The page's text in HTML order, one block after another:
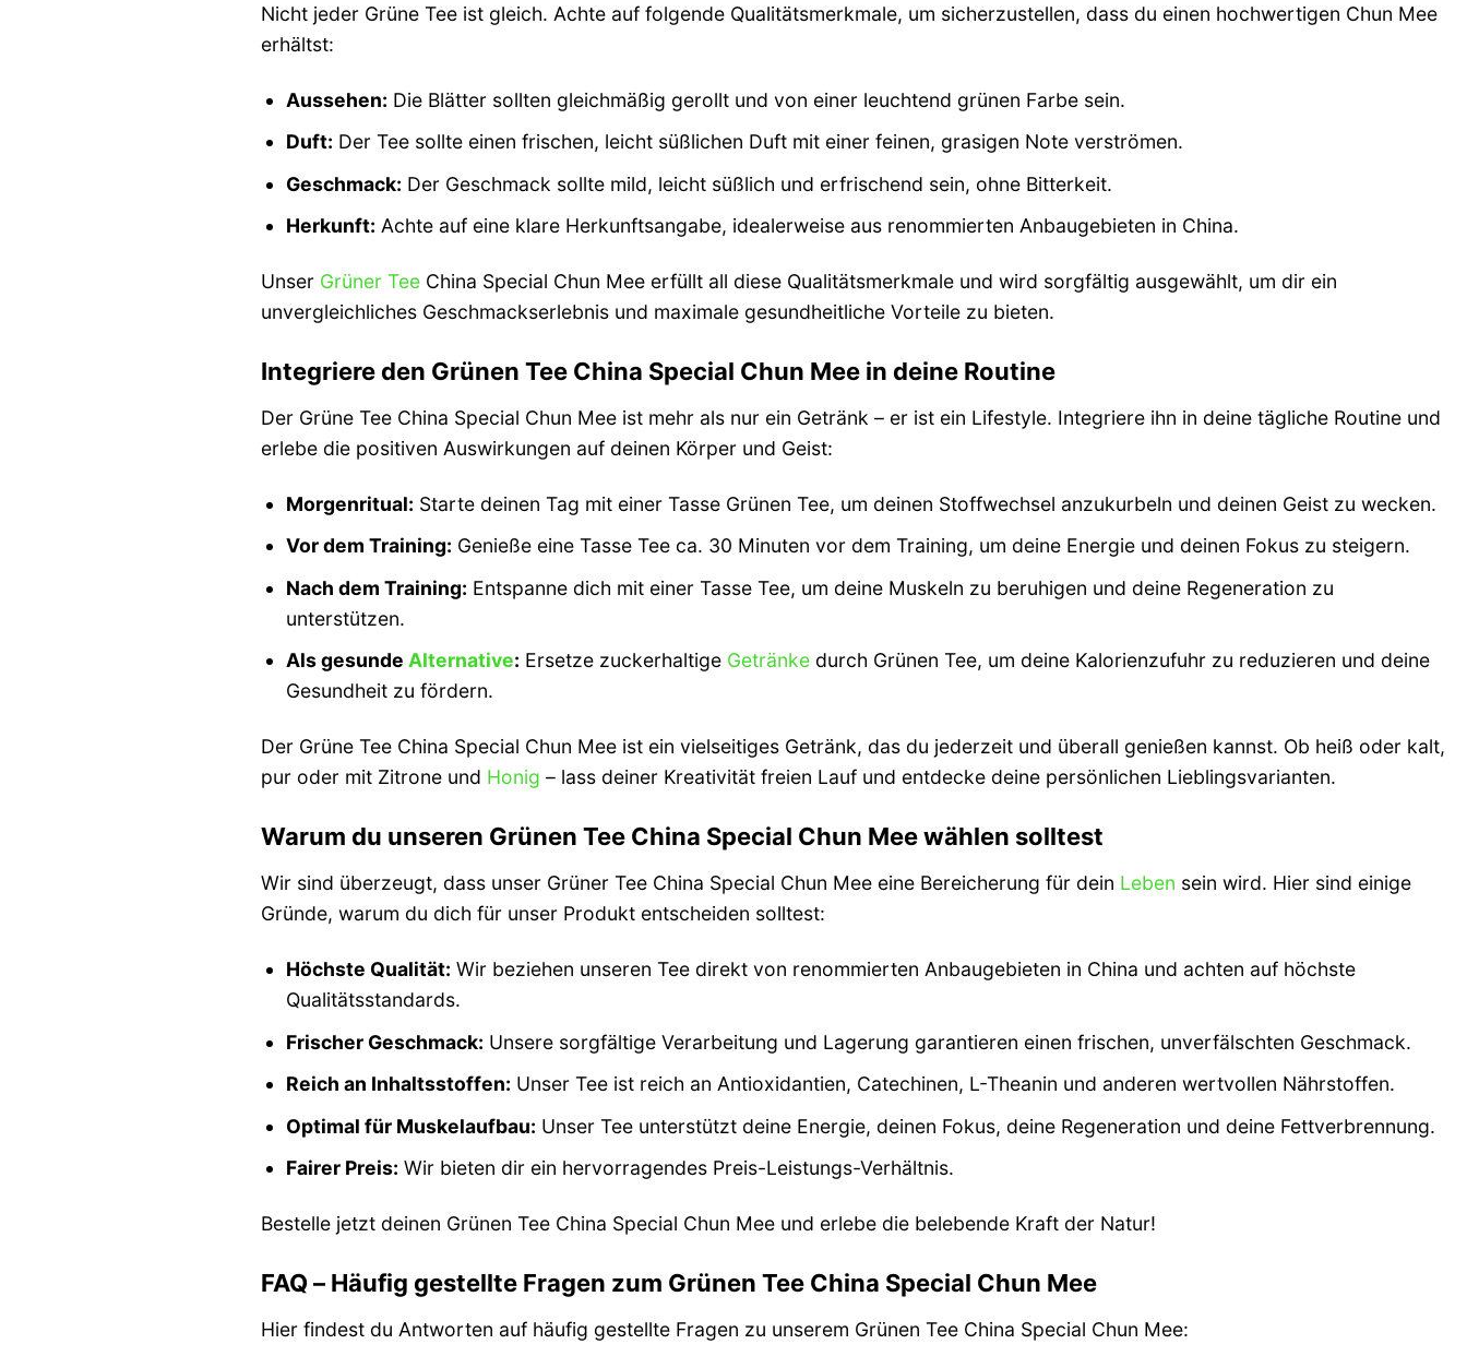
Nicht jeder Grüne Tee ist gleich. Achte auf folgende Qualitätsmerkmale, um sicherzustellen, dass du einen hochwertigen Chun Mee
erhältst:
Aussehen: Die Blätter sollten gleichmäßig gerollt und von einer leuchtend grünen Farbe sein.
Duft: Der Tee sollte einen frischen, leicht süßlichen Duft mit einer feinen, grasigen Note verströmen.
Geschmack: Der Geschmack sollte mild, leicht süßlich und erfrischend sein, ohne Bitterkeit.
Herkunft: Achte auf eine klare Herkunftsangabe, idealerweise aus renommierten Anbaugebieten in China.
Unser Grüner Tee China Special Chun Mee erfüllt all diese Qualitätsmerkmale und wird sorgfältig ausgewählt, um dir ein
unvergleichliches Geschmackserlebnis und maximale gesundheitliche Vorteile zu bieten.
Integriere den Grünen Tee China Special Chun Mee in deine Routine
Der Grüne Tee China Special Chun Mee ist mehr als nur ein Getränk – er ist ein Lifestyle. Integriere ihn in deine tägliche Routine und
erlebe die positiven Auswirkungen auf deinen Körper und Geist:
Morgenritual: Starte deinen Tag mit einer Tasse Grünen Tee, um deinen Stoffwechsel anzukurbeln und deinen Geist zu wecken.
Vor dem Training: Genieße eine Tasse Tee ca. 30 Minuten vor dem Training, um deine Energie und deinen Fokus zu steigern.
Nach dem Training: Entspanne dich mit einer Tasse Tee, um deine Muskeln zu beruhigen und deine Regeneration zu
unterstützen.
Als gesunde Alternative: Ersetze zuckerhaltige Getränkedurch Grünen Tee, um deine Kalorienzufuhr zu reduzieren und deine
Gesundheit zu fördern.
Der Grüne Tee China Special Chun Mee ist ein vielseitiges Getränk, das du jederzeit und überall genießen kannst. Ob heiß oder kalt,
pur oder mit Zitrone und Honig – lass deiner Kreativität freien Lauf und entdecke deine persönlichen Lieblingsvarianten.
Warum du unseren Grünen Tee China Special Chun Mee wählen solltest
Wir sind überzeugt, dass unser Grüner Tee China Special Chun Mee eine Bereicherung für dein Leben sein wird. Hier sind einige
Gründe, warum du dich für unser Produkt entscheiden solltest:
Höchste Qualität: Wir beziehen unseren Tee direkt von renommierten Anbaugebieten in China und achten auf höchste
Qualitätsstandards.
Frischer Geschmack: Unsere sorgfältige Verarbeitung und Lagerung garantieren einen frischen, unverfälschten Geschmack.
Reich an Inhaltsstoffen: Unser Tee ist reich an Antioxidantien, Catechinen, L-Theanin und anderen wertvollen Nährstoffen.
Optimal für Muskelaufbau: Unser Tee unterstützt deine Energie, deinen Fokus, deine Regeneration und deine Fettverbrennung.
Fairer Preis: Wir bieten dir ein hervorragendes Preis-Leistungs-Verhältnis.
Bestelle jetzt deinen Grünen Tee China Special Chun Mee und erlebe die belebende Kraft der Natur!
FAQ – Häufig gestellte Fragen zum Grünen Tee China Special Chun Mee
Hier findest du Antworten auf häufig gestellte Fragen zu unserem Grünen Tee China Special Chun Mee: